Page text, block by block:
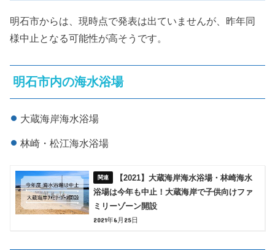
明石市からは、現時点で発表は出ていませんが、昨年同
様中止となる可能性が高そうです。
明石市内の海水浴場
大蔵海岸海水浴場
林崎・松江海水浴場
【2021】大蔵海岸海水浴場・林崎海水
浴場は今年も中止！大蔵海岸で子供向けファ
ミリーゾーン開設
2021年6月25日